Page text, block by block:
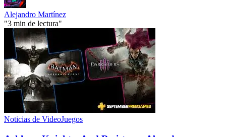
Alejandro Martínez
"3 min de lectura"
Noticias de VideoJuegos